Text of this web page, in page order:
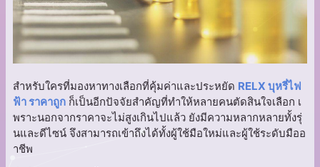
สำหรับใครที่มองหาทางเลือกที่คุ้มค่าและประหยัด RELX บุหรี่ไฟ
ฟ้า ราคาถูก ก็เป็นอีกปัจจัยสำคัญที่ทำให้หลายคนตัดสินใจเลือก เ
พราะนอกจากราคาจะไม่สูงเกินไปแล้ว ยังมีความหลากหลายทั้งรุ่
นและดีไซน์ จึงสามารถเข้าถึงได้ทั้งผู้ใช้มือใหม่และผู้ใช้ระดับมืออ
าชีพ